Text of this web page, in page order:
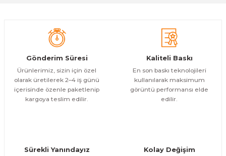
Gönderim Süresi
Ürünlerimiz, sizin için özel
olarak üretilerek 2–4 iş günü
içerisinde özenle paketlenip
kargoya teslim edilir.
Kaliteli Baskı
En son baskı teknolojileri
kullanılarak maksimum
görüntü performansı elde
edilir.
Sürekli Yanındayız
Kolay Değişim